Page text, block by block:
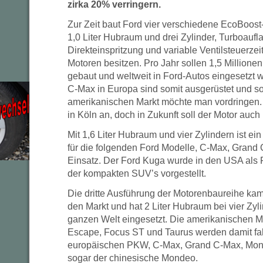
zirka 20% verringern.
Zur Zeit baut Ford vier verschiedene
1,0 Liter Hubraum und drei Zylinder,
Direkteinspritzung und variable
Motoren besitzen. Pro Jahr sollen 1,5
gebaut und weltweit in Ford-Autos eingesetzt
C-Max in Europa sind somit ausgerüstet und
amerikanischen Markt möchte man
in Köln an, doch in Zukunft soll der Motor
Mit 1,6 Liter Hubraum und vier Zylindern ist
für die folgenden Ford Modelle, C-Max, Grand
Einsatz. Der Ford Kuga wurde in den USA als
der kompakten SUV’s vorgestellt.
Die dritte Ausführung der Motorenbaureihe
den Markt und hat 2 Liter Hubraum bei vier
ganzen Welt eingesetzt. Die amerikanischen
Escape, Focus ST und Taurus werden damit
europäischen PKW, C-Max, Grand C-Max,
sogar der chinesische Mondeo.